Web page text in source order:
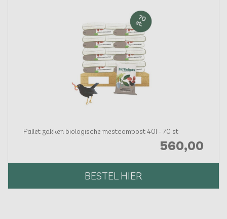
Pallet zakken biologische mestcompost 40l - 70 st
560,00
BESTEL HIER